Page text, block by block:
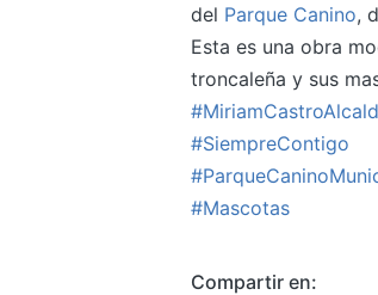
del Parque Canino,
Esta es una obra
troncaleña y sus
#SiempreContigo
#Mascotas
Compartir en: